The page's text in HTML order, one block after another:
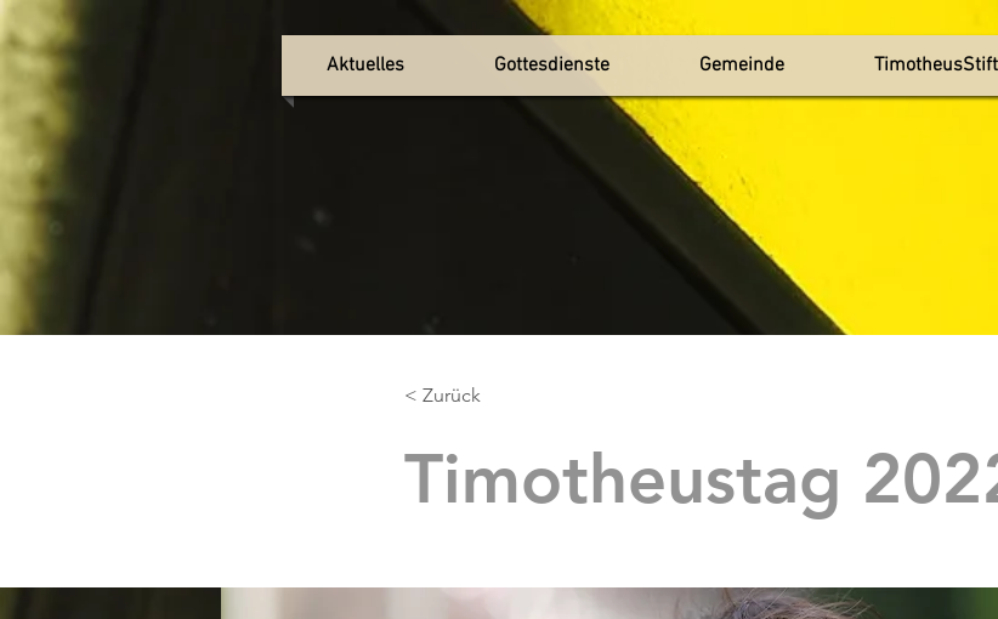
Aktuelles Gottesdienste Gemeinde
< Zurück
Timotheustag